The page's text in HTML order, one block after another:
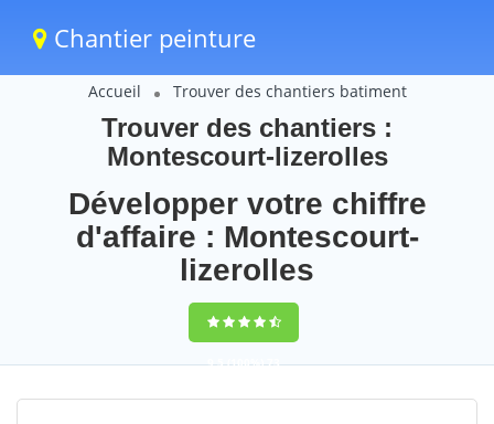
Chantier peinture
Accueil Trouver des chantiers batiment
Trouver des chantiers :
Montescourt-lizerolles
Développer votre chiffre
d'affaire : Montescourt-
lizerolles
9,5(100%)73
votes